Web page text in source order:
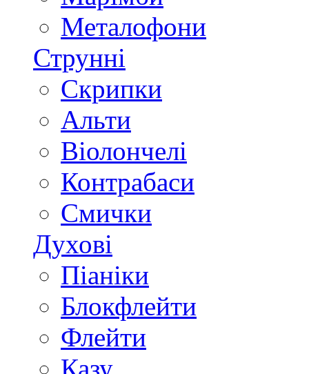
Металофони
Струнні
Скрипки
Альти
Віолончелі
Контрабаси
Смички
Духові
Піаніки
Блокфлейти
Флейти